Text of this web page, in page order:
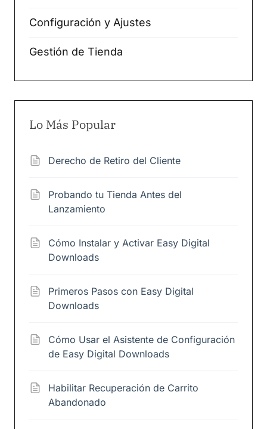
Configuración y Ajustes
Gestión de Tienda
Lo Más Popular
Derecho de Retiro del Cliente
Probando tu Tienda Antes del
Lanzamiento
Cómo Instalar y Activar Easy Digital
Downloads
Primeros Pasos con Easy Digital
Downloads
Cómo Usar el Asistente de Configuración
de Easy Digital Downloads
Habilitar Recuperación de Carrito
Abandonado